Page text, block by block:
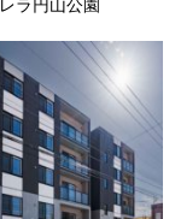
ラ円山公園